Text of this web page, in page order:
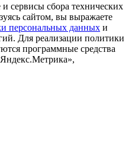
сервисы сбора технических
сайтом, вы выражаете
персональных данных и
Для реализации политики
программные средства